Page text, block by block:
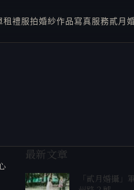
租禮服拍婚紗作品寫真服務貳月
最新文章
「貳月婚攝」